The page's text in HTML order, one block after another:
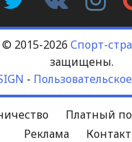
Контакте
2015-2026 Спорт-
защищены.
-
Платный
Реклама